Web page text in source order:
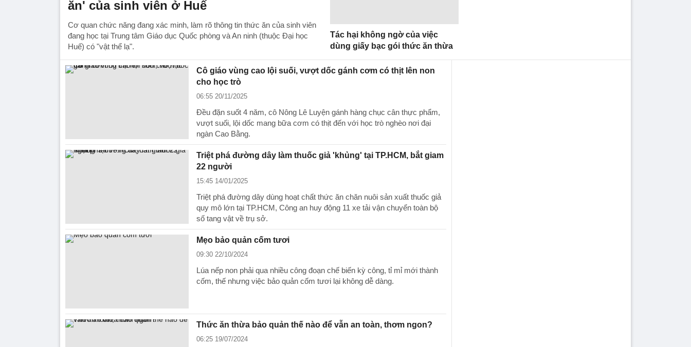
ăn' của sinh viên ở Huế
Cơ quan chức năng đang xác minh, làm rõ thông tin thức ăn của sinh viên
đang học tại Trung tâm Giáo dục Quốc phòng và An ninh (thuộc Đại học
Huế) có "vật thể lạ".
Tác hại không ngờ của việc
dùng giấy bạc gói thức ăn thừa
Cô giáo vùng cao lội suối, vượt dốc gánh cơm có thịt lên non
cho học trò
06:55 20/11/2025
Đều đặn suốt 4 năm, cô Nông Lê Luyện gánh hàng chục cân thực phẩm,
vượt suối, lội dốc mang bữa cơm có thịt đến với học trò nghèo nơi đại
ngàn Cao Bằng.
Triệt phá đường dây làm thuốc giả 'khủng' tại TP.HCM, bắt giam
22 người
15:45 14/01/2025
Triệt phá đường dây dùng hoạt chất thức ăn chăn nuôi sản xuất thuốc giả
quy mô lớn tại TP.HCM, Công an huy động 11 xe tải vận chuyển toàn bộ
số tang vật về trụ sở.
Mẹo bảo quản cốm tươi
09:30 22/10/2024
Lúa nếp non phải qua nhiều công đoạn chế biến kỳ công, tỉ mỉ mới thành
cốm, thế nhưng việc bảo quản cốm tươi lại không dễ dàng.
Thức ăn thừa bảo quản thế nào để vẫn an toàn, thơm ngon?
06:25 19/07/2024